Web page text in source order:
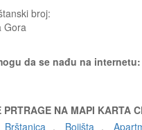
broj:
Gora
da se nađu na internetu:
PRTRAGE NA MAPI KARTA
Brštanica , Bojišta ,